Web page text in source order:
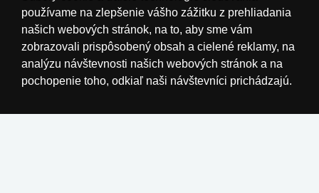
používame na zlepšenie vášho zážitku z prehliadania
našich webových stránok, na to, aby sme vám
zobrazovali prispôsobený obsah a cielené reklamy, na
analýzu návštevnosti našich webových stránok a na
pochopenie toho, odkiaľ naši návštevníci prichádzajú.